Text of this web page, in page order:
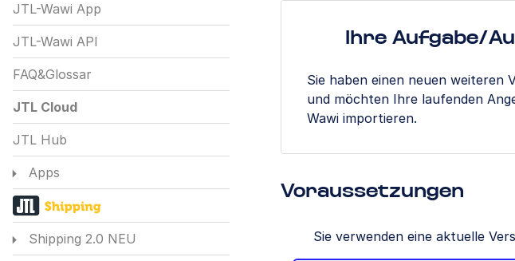
JTL-Wawi App
JTL-Wawi API
FAQ&Glossar
JTL Cloud
JTL Hub
Apps
Shipping 2.0 NEU
Ihre Aufgabe/
Sie haben einen neuen weiteren
und möchten Ihre laufenden
Wawi importieren.
Voraussetzungen
Sie verwenden eine aktuelle